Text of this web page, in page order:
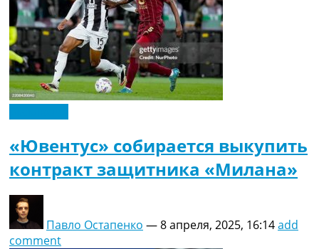
«Ювентус» собирается выкупить
контракт защитника «Милана»
Павло Остапенко —8 апреля, 2025, 16:14add
comment